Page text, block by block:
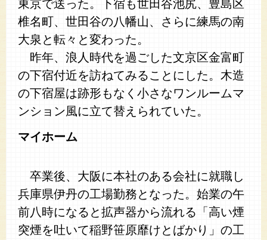
東京で送った。下宿も世田谷池尻、豊島区
椎名町、世田谷の八幡山、さらに練馬の南
大泉と転々と変わった。
昨年、浪人時代を過ごした文京区金富町
の下宿付近を訪ねてみることにした。木造
の下宿屋は跡形もなく小さなワンルームマ
ンション風に立て替えられていた。
マイホーム
卒業後、大阪に本社のある会社に就職し
兵庫県伊丹の工場勤務となった。始業の午
前八時になると拡声器から流れる「高い煙
突煙を吐いて稲野笹原靡けとばかり」の工